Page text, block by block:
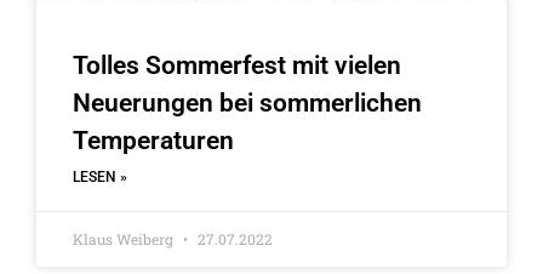
Tolles Sommerfest mit vielen
Neuerungen bei sommerlichen
Temperaturen
LESEN »
Klaus Weiberg 27.07.2022